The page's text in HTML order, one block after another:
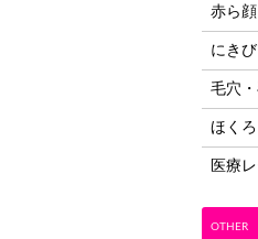
赤ら顔
にき
毛穴
ほく
医療
OTHER